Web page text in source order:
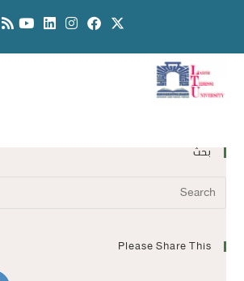
بحث
Please Share This